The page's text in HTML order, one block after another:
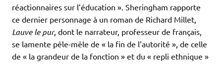
réactionnaires sur l’éducation ». Sheringham rapporte
ce dernier personnage à un roman de Richard Millet,
Lauve le pur, dont le narrateur, professeur de français,
se lamente pêle-mêle de « la fin de l’autorité », de celle
de « la grandeur de la fonction » et du « repli ethnique »